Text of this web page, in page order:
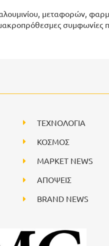
αλουμινίου, μεταφορών,
συμφωνίες
ΤΕΧΝΟΛΟΓΙΑ
ΚΟΣΜΟΣ
ΜΑΡΚΕΤ NEWS
ΑΠΟΨΕΙΣ
BRAND NEWS